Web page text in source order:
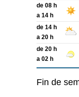
de 08 h
a 14 h
de 14 h
a 20 h
de 20 h
a 02 h
Fin de